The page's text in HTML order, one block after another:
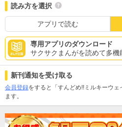
読み方を選択
アプリで読む
専用アプリのダウンロード
サクサクまんがを読めて多機
新刊通知を受け取る
会員登録をすると「すんどめ!!ミルキーウ
ます。